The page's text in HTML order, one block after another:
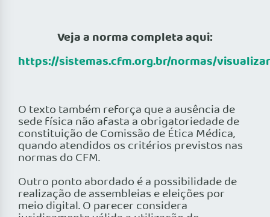
Veja a norma completa aqui:
https://sistemas.cfm.org.br/normas/
O texto também reforça que a ausência de
sede física não afasta a obrigatoriedade de
constituição de Comissão de Ética Médica,
quando atendidos os critérios previstos nas
normas do CFM.
Outro ponto abordado é a possibilidade de
realização de assembleias e eleições por
meio digital. O parecer considera